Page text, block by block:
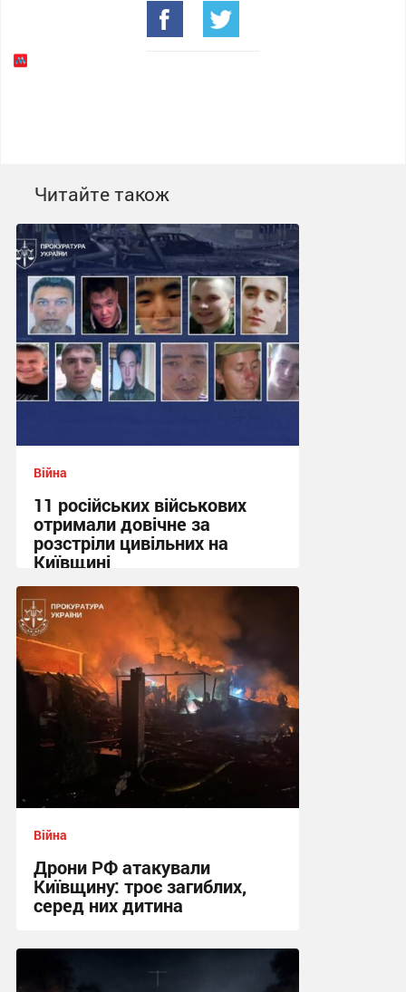
Читайте також
Війна
11 російських військових
отримали довічне за
розстріли цивільних на
Київщині
23:09 вчора
Війна
Дрони РФ атакували
Київщину: троє загиблих,
серед них дитина